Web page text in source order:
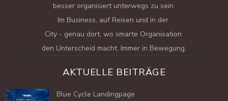
besser organisiert unterwegs zu sein.
Im Business, auf Reisen und in der
City - genau dort, wo smarte Organisation
den Unterscheid macht. Immer in Bewegung.
AKTUELLE BEITRÄGE
Blue Cycle Landingpage